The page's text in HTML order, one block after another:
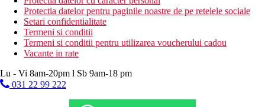
Protectia datelor pentru paginile noastre de pe retelele sociale
Setari confidentialitate
Termeni si conditii
Termeni si conditii pentru utilizarea voucherului cadou
Vacante in rate
Lu - Vi 8am-20pm l Sb 9am-18 pm
031 22 99 222